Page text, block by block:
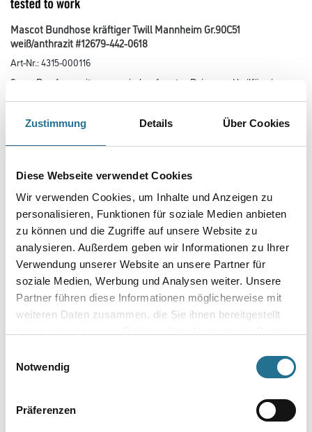
Zustimmung Details Über Cookies
Diese Webseite verwendet Cookies
Wir verwenden Cookies, um Inhalte und Anzeigen zu
personalisieren, Funktionen für soziale Medien anbieten
zu können und die Zugriffe auf unsere Website zu
analysieren. Außerdem geben wir Informationen zu Ihrer
Verwendung unserer Website an unsere Partner für
soziale Medien, Werbung und Analysen weiter. Unsere
Partner führen diese Informationen möglicherweise mit
weiteren Daten zusammen, die Sie ihnen bereitgestellt
Notwendig
Präferenzen
Mascot Bundhose kräftiger Twill Mannheim Gr.90C51
weiß/anthrazit #12679-442-0618
Art-Nr.:4315-000116
Super Passform mit ergonomisch geformten Beinen und keilförmigen
im Schritt verlängern die Lebensdauer des Produktes.
Handytasche in der rechten Vordertasche integriert. Mit CORDURA-
Gewebe verstärkte Knietaschen, Eingriff zum Knieschutz von oben
das Umfeld mit Hilfe von Reflexeffekten. Zertifiziert
für die Verwendung zusammen mit dem MASCOT-Kniepolstertyp SHORT
oder LONG, da die Kniepolstertasche höhenverstellbar ist.
Größe
Farbtonbezeichnung
Umrechnungsfaktoren